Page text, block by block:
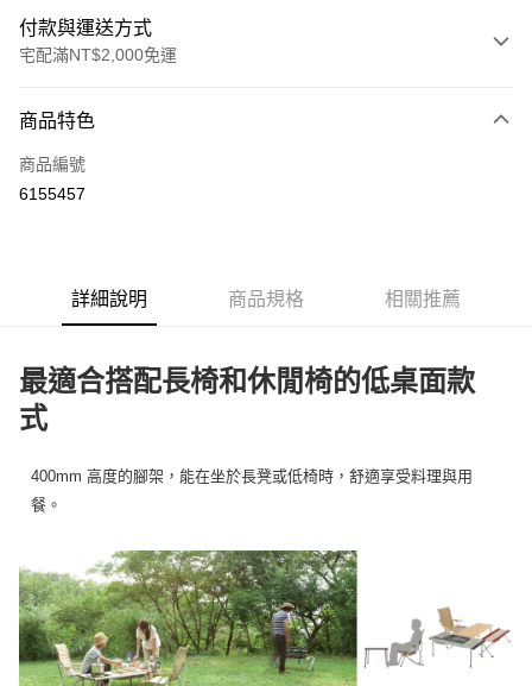
付款與運送方式
宅配滿NT$2,000免運
信用卡一次付款
信用卡分期付款
上海商業儲蓄銀行
台北富邦商業銀行
國泰世華商業銀行
匯豐（台灣）商業銀行
華泰商業銀行
元大商業銀行
台新國際商業銀行
中國信託商業銀行
台灣樂天信用卡公司
合作金庫商業銀行
第一商業銀行
國泰世華商業銀行
兆豐國際商業銀行
臺灣中小企業銀行
台中商業銀行
玉山商業銀行
星展（台灣）商業銀行
LINE Pay
Google Pay
AFTEE先享後付
【關於「AFTEE先享後付」】
AFTEE先享後付是「在收到商品之後才付款」的支付方式。 讓您購物簡單
１．簡單：不需註冊會員、不需綁卡、不需儲值。
２．便利：只要手機號碼，簡訊認證，即可結帳。
３．安心：先確認商品／服務後，再付款。
【「AFTEE先享後付」結帳流程】
１．於結帳方式選擇「AFTEE先享後付」後，將跳轉至「AFTEE先享後付」
結帳頁面，進行簡訊認證並確認金額後，即可完成結帳。
運送方式
每筆NT$100，滿NT$2,000(含以上)免運費
商品特色
商品編號
6155457
詳細說明 商品規格 相關推薦
最適合搭配長椅和休閒椅的低桌面款
式
400mm 高度的腳架，能在坐於長凳或低椅時，舒適享受料理與用
餐。